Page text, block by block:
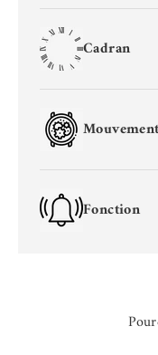
Cadran
Mouvement
Fonction